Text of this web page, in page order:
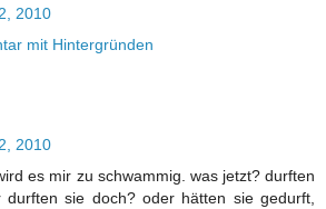
2010
mit Hintergründen
2010
es mir zu schwammig. was jetzt? durften
durften sie doch? oder hätten sie gedurft,